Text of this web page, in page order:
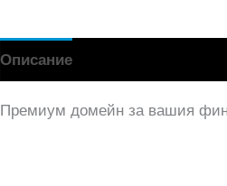
Описание
Премиум домейн за вашия